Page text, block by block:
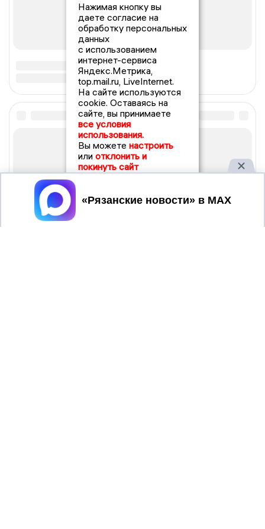
Нажимая кнопку вы
даете согласие на
обработку персональных
данных
с использованием
интернет-сервиса
Яндекс.Метрика,
top.mail.ru, LiveInternet.
На сайте используются
cookie. Оставаясь на
сайте, вы принимаете
все условия
использования.
Вы можете настроить
или отклонить и
покинуть сайт
Принять